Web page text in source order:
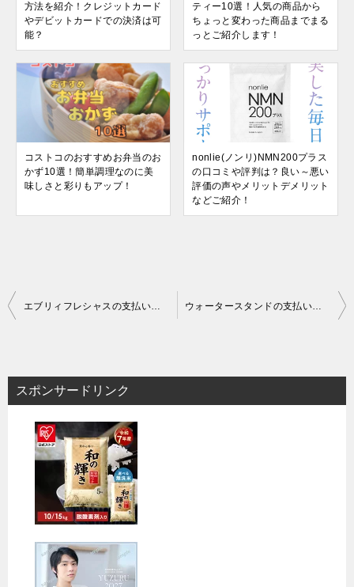
方法を紹介！クレジットカード
やデビットカードでの決済は可
能？
ティー10選！人気の商品から
ちょっと変わった商品までまる
っとご紹介します！
コストコのおすすめお弁当のお
かず10選！簡単調理なのに美
味しさと彩りもアップ！
nonlie(ノンリ)NMN200プラス
の口コミや評判は？良い～悪い
評価の声やメリットデメリット
などご紹介！
投
ビ
ゲ
エブリィフレシャスの支払い方法を紹介！クレジットカードやデビットカードでの決済は可能？ ウォータースタンドの支払い方法を紹介！クレジットカードやデビットカードでの決済は可能？
スポンサードリンク